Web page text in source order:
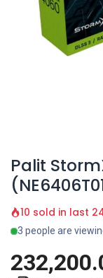
Palit
10 sold in last
3 people are